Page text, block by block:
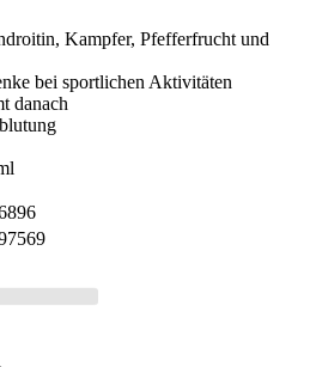
Kampfer, Pfefferfrucht und
bei sportlichen Aktivitäten
danach